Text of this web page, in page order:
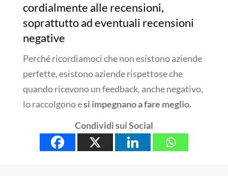
cordialmente alle recensioni,
soprattutto ad eventuali recensioni
negative
Perché ricordiamoci che non esistono aziende
perfette, esistono aziende rispettose che
quando ricevono un feedback, anche negativo,
lo raccolgono esi impegnano a fare meglio.
Condividi sui Social